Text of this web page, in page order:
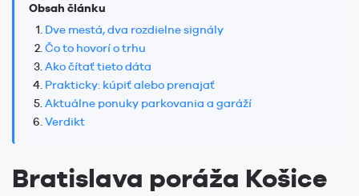
Obsah článku
Dve mestá, dva rozdielne signály
Čo to hovorí o trhu
Ako čítať tieto dáta
Prakticky: kúpiť alebo prenajať
Aktuálne ponuky parkovania a garáží
Verdikt
Bratislava poráža Košice